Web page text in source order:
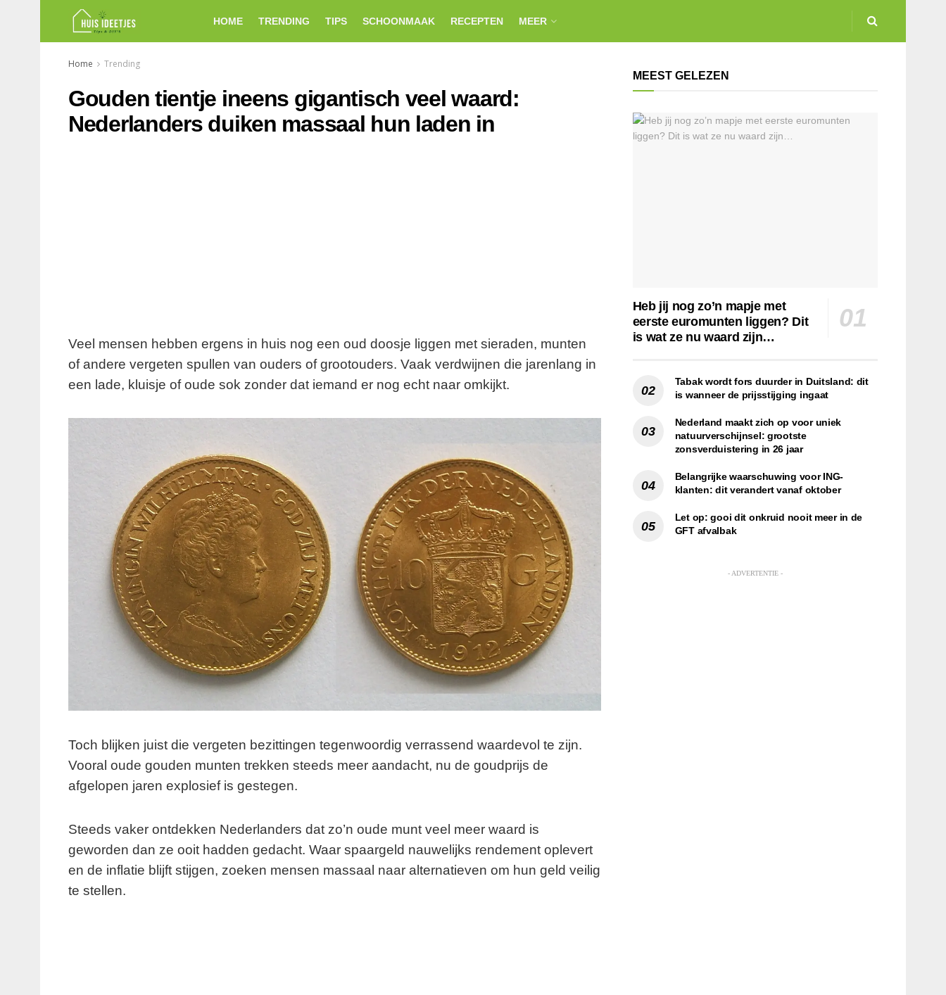
HOME TRENDING TIPS SCHOONMAAK RECEPTEN MEER
Home Trending
Gouden tientje ineens gigantisch veel waard:
Nederlanders duiken massaal hun laden in
Veel mensen hebben ergens in huis nog een oud doosje liggen met sieraden, munten
of andere vergeten spullen van ouders of grootouders. Vaak verdwijnen die jarenlang in
een lade, kluisje of oude sok zonder dat iemand er nog echt naar omkijkt.
Toch blijken juist die vergeten bezittingen tegenwoordig verrassend waardevol te zijn.
Vooral oude gouden munten trekken steeds meer aandacht, nu de goudprijs de
afgelopen jaren explosief is gestegen.
Steeds vaker ontdekken Nederlanders dat zo’n oude munt veel meer waard is
geworden dan ze ooit hadden gedacht. Waar spaargeld nauwelijks rendement oplevert
en de inflatie blijft stijgen, zoeken mensen massaal naar alternatieven om hun geld veilig
te stellen.
MEEST GELEZEN
Heb jij nog zo’n mapje met
eerste euromunten liggen? Dit
is wat ze nu waard zijn…
Tabak wordt fors duurder in Duitsland: dit
is wanneer de prijsstijging ingaat
Nederland maakt zich op voor uniek
natuurverschijnsel: grootste
zonsverduistering in 26 jaar
Belangrijke waarschuwing voor ING-
klanten: dit verandert vanaf oktober
Let op: gooi dit onkruid nooit meer in de
GFT afvalbak
- ADVERTENTIE -